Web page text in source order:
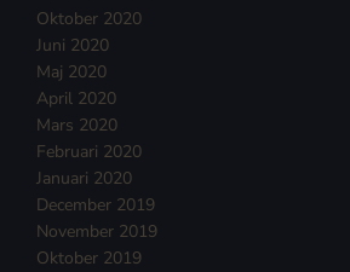
Oktober 2020
Juni 2020
Maj 2020
April 2020
Mars 2020
Februari 2020
Januari 2020
December 2019
November 2019
Oktober 2019